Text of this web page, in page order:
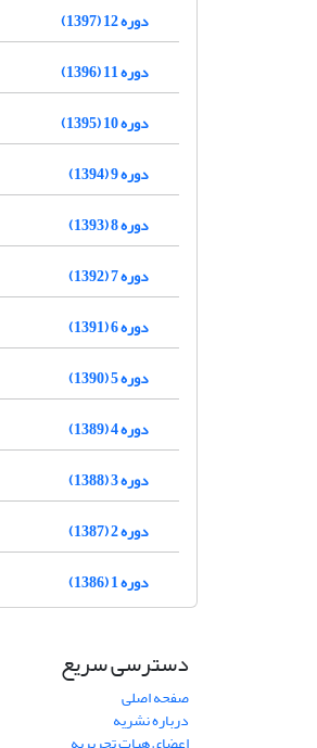
دوره 12 (1397)
دوره 11 (1396)
دوره 10 (1395)
دوره 9 (1394)
دوره 8 (1393)
دوره 7 (1392)
دوره 6 (1391)
دوره 5 (1390)
دوره 4 (1389)
دوره 3 (1388)
دوره 2 (1387)
دوره 1 (1386)
دسترسی سریع
صفحه اصلی
درباره نشریه